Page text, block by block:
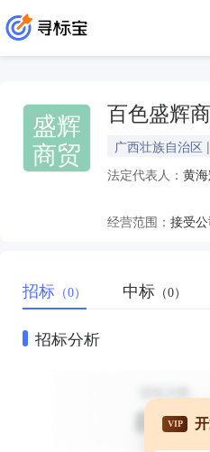
盛辉
商贸
百色盛辉
广西壮族自治区
法定代表人： 黄
经营范围： 接受
招标 （0） 中标 （0）
招标分析
VIP